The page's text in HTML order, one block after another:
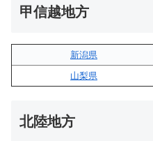
甲信越地方
新潟県
山梨県
北陸地方